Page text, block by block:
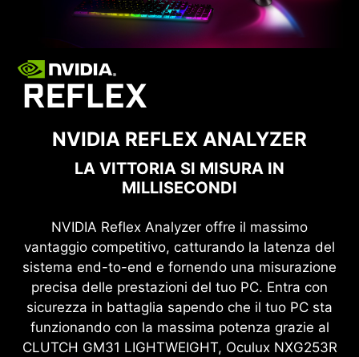
NVIDIA REFLEX ANALYZER
LA VITTORIA SI MISURA IN
MILLISECONDI
NVIDIA Reflex Analyzer offre il massimo
vantaggio competitivo, catturando la latenza del
sistema end-to-end e fornendo una misurazione
precisa delle prestazioni del tuo PC. Entra con
sicurezza in battaglia sapendo che il tuo PC sta
funzionando con la massima potenza grazie al
CLUTCH GM31 LIGHTWEIGHT, Oculux NXG253R